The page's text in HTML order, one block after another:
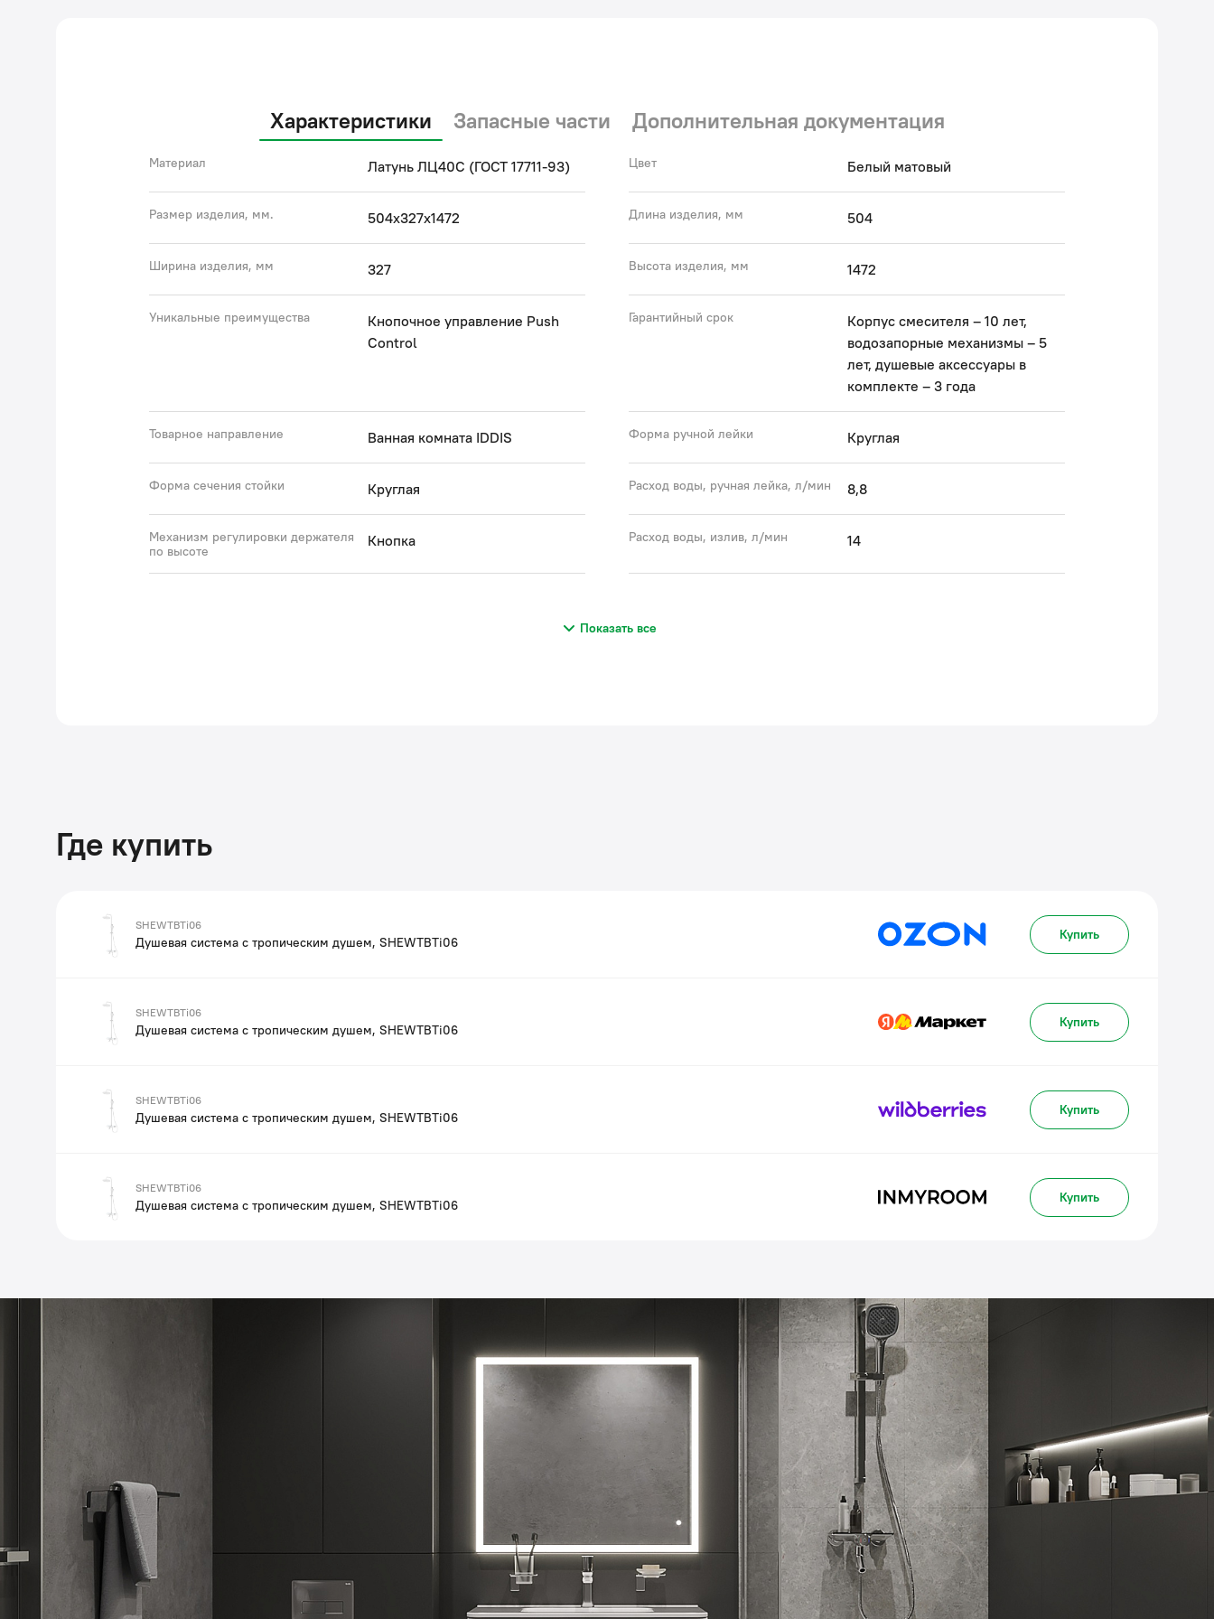
Характеристики Запасные части Дополнительная документация
Материал Латунь ЛЦ40C (ГОСТ 17711-93) Цвет Белый матовый
Размер изделия, мм. 504x327x1472 Длина изделия, мм 504
Ширина изделия, мм 327 Высота изделия, мм 1472
Уникальные преимущества
Кнопочное управление Push
Control
Гарантийный срок
Корпус смесителя – 10 лет,
водозапорные механизмы – 5
лет, душевые аксессуары в
комплекте – 3 года
Товарное направление Ванная комната IDDIS Форма ручной лейки Круглая
Форма сечения стойки Круглая Расход воды, ручная лейка, л/мин 8,8
Механизм регулировки держателя
по высоте
Кнопка Расход воды, излив, л/мин 14
Показать все
Где купить
SHEWTBTi06
Душевая система с тропическим душем, SHEWTBTi06 Купить
SHEWTBTi06
Душевая система с тропическим душем, SHEWTBTi06 Купить
SHEWTBTi06
Душевая система с тропическим душем, SHEWTBTi06 Купить
SHEWTBTi06
Душевая система с тропическим душем, SHEWTBTi06 Купить